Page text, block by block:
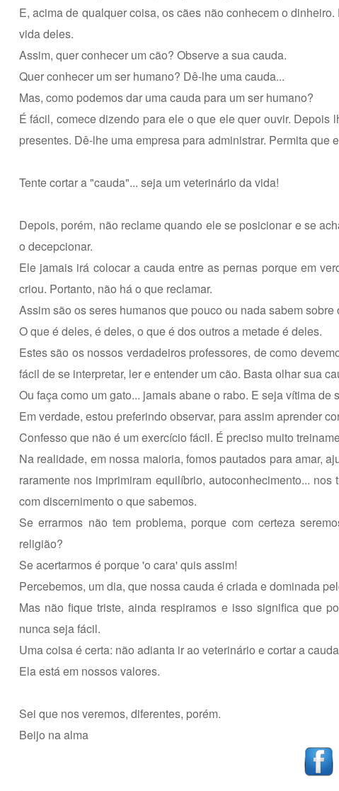
E, acima de qualquer coisa, os cães não conhecem o
vida deles.
Assim, quer conhecer um cão? Observe a sua cauda.
Quer conhecer um ser humano? Dê-lhe uma cauda...
Mas, como podemos dar uma cauda para um ser humano?
É fácil, comece dizendo para ele o que ele quer ouvir.
presentes. Dê-lhe uma empresa para administrar. Permita que
Tente cortar a "cauda"... seja um veterinário da vida!
Depois, porém, não reclame quando ele se posicionar e se
o decepcionar.
Ele jamais irá colocar a cauda entre as pernas porque em
criou. Portanto, não há o que reclamar.
Assim são os seres humanos que pouco ou nada sabem sobre
O que é deles, é deles, o que é dos outros a metade é deles.
Estes são os nossos verdadeiros professores, de como
fácil de se interpretar, ler e entender um cão. Basta olhar sua
Ou faça como um gato... jamais abane o rabo. E seja vítima de
Em verdade, estou preferindo observar, para assim aprender
Confesso que não é um exercício fácil. É preciso muito
Na realidade, em nossa maioria, fomos pautados para amar,
raramente nos imprimiram equilíbrio, autoconhecimento...
com discernimento o que sabemos.
Se errarmos não tem problema, porque com certeza
religião?
Se acertarmos é porque 'o cara' quis assim!
Percebemos, um dia, que nossa cauda é criada e dominada
Mas não fique triste, ainda respiramos e isso significa que
nunca seja fácil.
Uma coisa é certa: não adianta ir ao veterinário e cortar a
Ela está em nossos valores.
Sei que nos veremos, diferentes, porém.
Beijo na alma